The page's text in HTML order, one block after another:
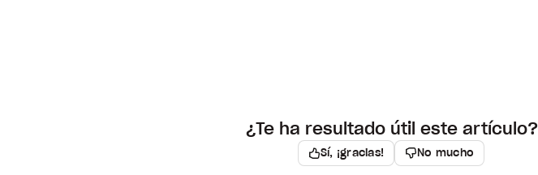
¿Te ha resultado útil este artículo?
Sí, ¡gracias! No mucho